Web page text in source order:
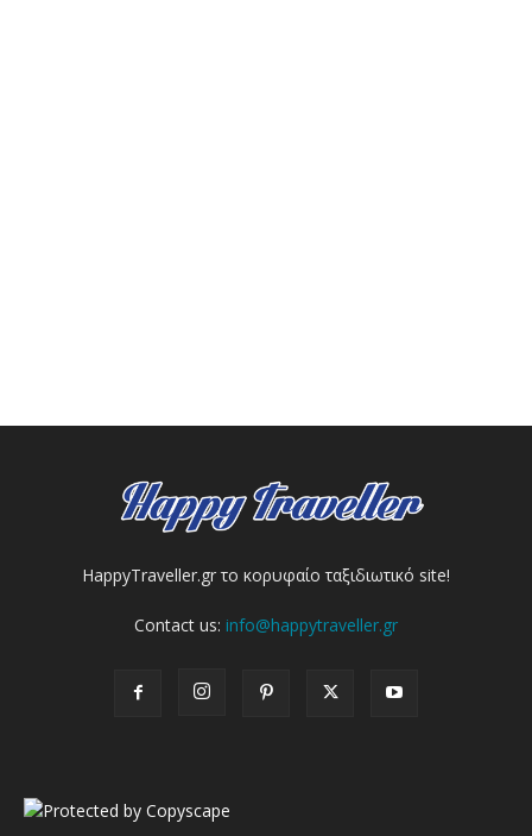
HappyTraveller.gr το κορυφαίο ταξιδιωτικό site!
Contact us: info@happytraveller.gr